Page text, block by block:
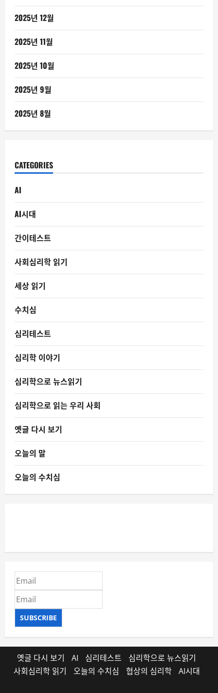
2025년 12월
2025년 11월
2025년 10월
2025년 9월
2025년 8월
CATEGORIES
AI
AI시대
간이테스트
사회심리학 읽기
세상 읽기
수치심
심리테스트
심리학 이야기
심리학으로 뉴스읽기
심리학으로 읽는 우리 사회
옛글 다시 보기
오늘의 말
오늘의 수치심
SUBSCRIBE
옛글 다시 보기 AI 심리테스트
심리학으로 뉴스읽기
사회심리학 읽기
오늘의 수치심 협상의 심리학 AI시대